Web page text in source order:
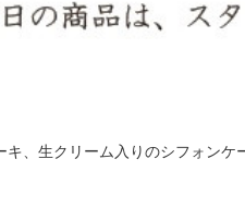
、生クリーム入りのシフォンケ